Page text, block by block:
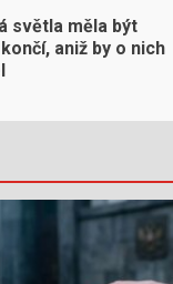
světla měla být
aniž by o nich